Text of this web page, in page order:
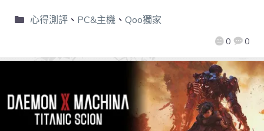
0 0
心得測評、 PC&主機 、 Qoo獨家